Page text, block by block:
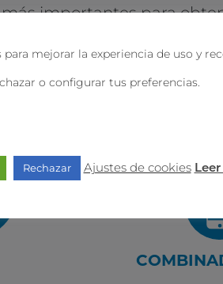
importantes para
para que puedas
mejorar la experiencia de uso y
o configurar tus preferencias.
Rechazar Ajustes de cookies